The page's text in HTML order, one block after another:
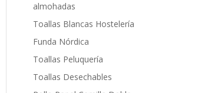
almohadas
Toallas Blancas Hostelería
Funda Nórdica
Toallas Peluquería
Toallas Desechables